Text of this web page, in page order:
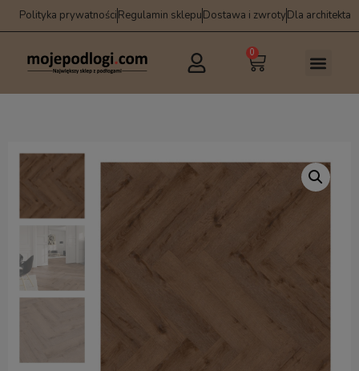
Polityka prywatnościRegulamin sklepuDostawa i zwrotyDla architekta
0